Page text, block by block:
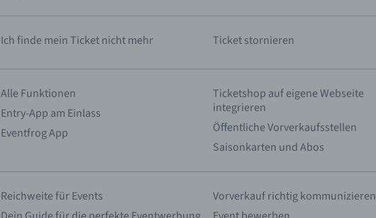
Ich finde mein Ticket nicht mehr Ticket stornieren
Alle Funktionen
Entry-App am Einlass
Eventfrog App
Ticketshop auf eigene Webseite
integrieren
Öffentliche Vorverkaufsstellen
Saisonkarten und Abos
Reichweite für Events
Vorverkauf richtig kommunizieren